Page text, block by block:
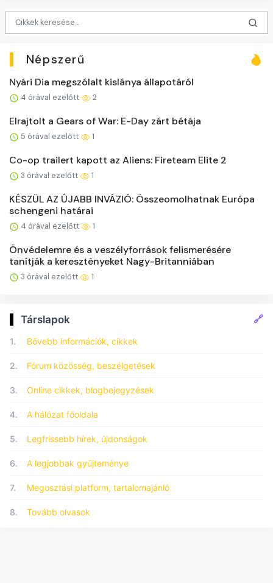
Népszerű
Nyári Dia megszólalt kislánya állapotáról
4 órával ezelőtt 2
Elrajtolt a Gears of War: E-Day zárt bétája
5 órával ezelőtt 1
Co-op trailert kapott az Aliens: Fireteam Elite 2
3 órával ezelőtt 1
KÉSZÜL AZ ÚJABB INVÁZIÓ: Összeomolhatnak Európa
schengeni határai
4 órával ezelőtt 1
Önvédelemre és a veszélyforrások felismerésére
tanítják a keresztényeket Nagy-Britanniában
3 órával ezelőtt 1
Társlapok 🔗
1. Bővebb információk, cikkek
2. Fórum közösség, beszélgetések
3. Online cikkek, blogbejegyzések
4. A hálózat főoldala
5. Legfrissebb hírek, újdonságok
6. A legjobbak gyűjteménye
7. Megosztási platform, tartalomajánló
8. Tovább olvasok